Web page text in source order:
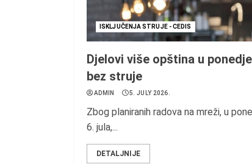
ISKLJUČENJA STRUJE - CEDIS
Djelovi više opština u
bez struje
ADMIN 5. JULY 2026.
Zbog planiranih radova na mreži, u
6. jula,...
DETALJNIJE